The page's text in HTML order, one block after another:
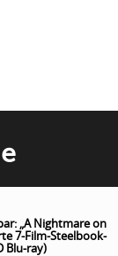
„A Nightmare on
7-Film-Steelbook-
Blu-ray)